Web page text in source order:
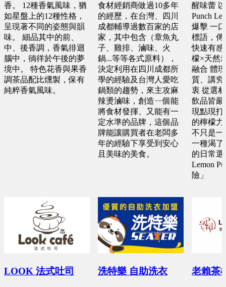
香。 12種香氣風味，猶
如星盤上的12種性格，
呈現著不同的姿態與韻
味。 細品其中的前、
中、後香調，香氣徘迴
腦中，徜徉於午後的夢
境中。 特色花香與果香
調茶品配比燻製，保有
純粹香氣風味。
LOOK 法式吐司
食材經銷商做過10多年
的經歷，在台灣、四川
成都輔導過數百家的店
家，其中包含（章魚丸
子、雞排、滷味、火
鍋...等等各式原料），
決定利用在四川成都所
學的經驗及台灣人愛吃
鍋類的趨勢，來主攻麻
辣燙滷味，創造ㄧ個能
將食材發揮、又能有一
定水準的品牌，這個品
牌能讓購買者在老闆多
年的經驗下享受到安心
且美味的美食。
洗特樂 自助洗衣
醒味蕾
Punch
爆擊 一
標語，傳
快速有感
檬×天然
融合 體
質、講
衷 從選
飲品皆嚴
現點現打
的檸檬力
不只是一
一種渴了
的日常
Lemon
險」
老賴茶